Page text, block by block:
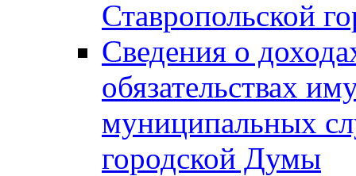
Ставропольской
Сведения о
обязательствах
муниципальных
городской Думы